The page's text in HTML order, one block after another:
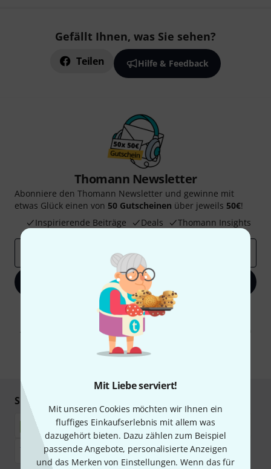
Mit Liebe serviert!
Mit unseren Cookies möchten wir Ihnen ein
fluffiges Einkaufserlebnis mit allem was
dazugehört bieten. Dazu zählen zum Beispiel
passende Angebote, personalisierte Anzeigen
und das Merken von Einstellungen. Wenn das für
Gefällt Ihnen, was Sie sehen?
Teilen Hilfe & Feedback
Thomann Newsletter
Abonniere den Thomann Newsletter und gewinne mit
etwas Glück einen von 50 Gutscheinen über jeweils 50€!
Inspirierende Beiträge
Deals Thomann Insights
Jetzt anmelden
Mit Klick auf „Jetzt anmelden“ stimmen Sie dem Erhalt von E-Mail-
Werbung und einer Messung des E-Mail-Nutzungsverhaltens zu. Die
Abmeldung ist jederzeit möglich. Weitere Informationen finden Sie in
unserenDatenschutzhinweisen
* Pflichtfeld
Sicher einkaufen & bezahlen